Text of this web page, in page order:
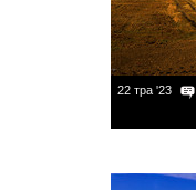
22 тра '23